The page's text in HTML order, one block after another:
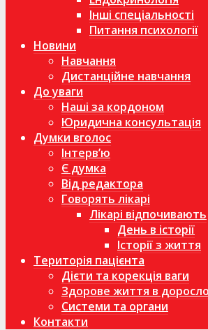
Інші спеціальності
Питання психології
Новини
Навчання
Дистанційне навчання
До уваги
Наші за кордоном
Юридична консультація
Думки вголос
Інтерв’ю
Є думка
Від редактора
Говорять лікарі
Лікарі відпочивають
День в історії
Історії з життя
Територія пацієнта
Дієти та корекція ваги
Здорове життя в
Системи та органи
Контакти